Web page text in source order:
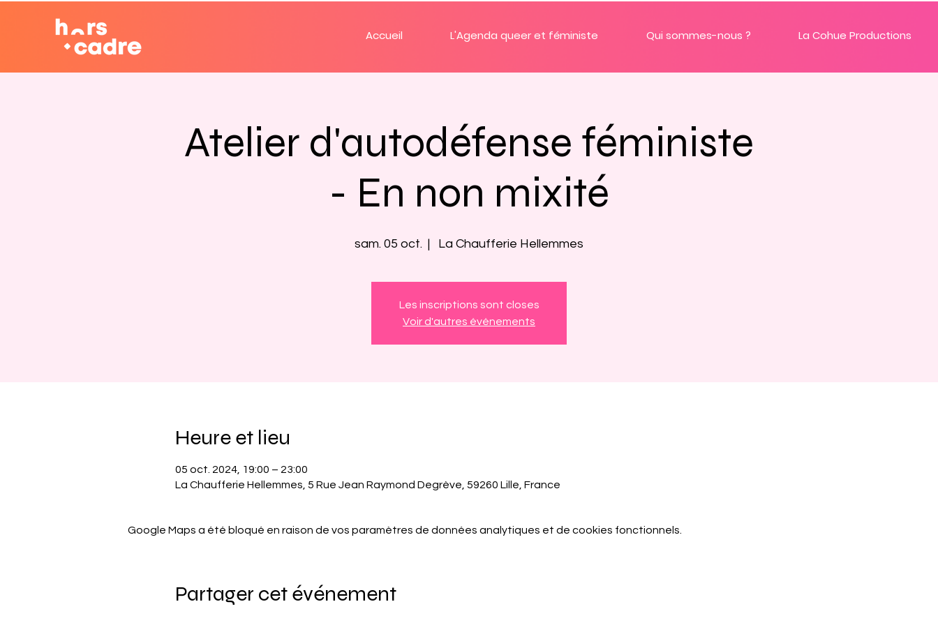
Accueil L'Agenda queer et féministe Qui sommes-nous ? La Cohue Productions
Atelier d'autodéfense féministe
- En non mixité
sam. 05 oct.
  |
La Chaufferie Hellemmes
Les inscriptions sont closes
Voir d'autres événements
Heure et lieu
05 oct. 2024, 19:00 – 23:00
La Chaufferie Hellemmes, 5 Rue Jean Raymond Degrève, 59260 Lille, France
Google Maps a été bloqué en raison de vos paramètres de données analytiques et de cookies fonctionnels.
Partager cet événement